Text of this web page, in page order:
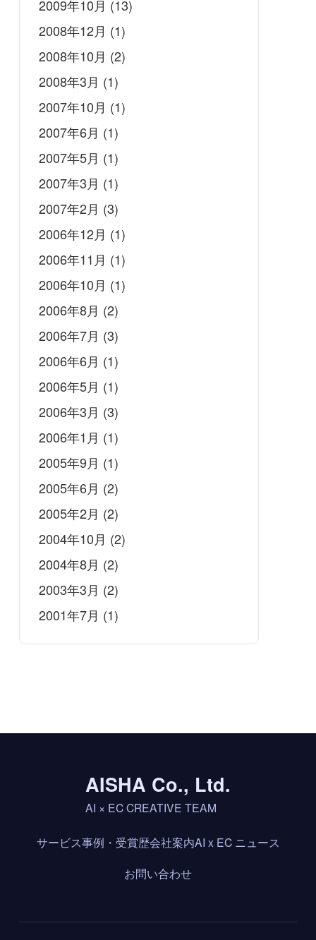
2009年10月 (13)
2008年12月 (1)
2008年10月 (2)
2008年3月 (1)
2007年10月 (1)
2007年6月 (1)
2007年5月 (1)
2007年3月 (1)
2007年2月 (3)
2006年12月 (1)
2006年11月 (1)
2006年10月 (1)
2006年8月 (2)
2006年7月 (3)
2006年6月 (1)
2006年5月 (1)
2006年3月 (3)
2006年1月 (1)
2005年9月 (1)
2005年6月 (2)
2005年2月 (2)
2004年10月 (2)
2004年8月 (2)
2003年3月 (2)
2001年7月 (1)
AISHA Co., Ltd.
AI × EC CREATIVE TEAM
サービス事例・受賞歴会社案内AI x EC ニュース
お問い合わせ